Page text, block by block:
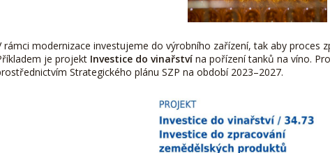
rámci modernizace investujeme do výrobního zařízení, tak aby proces
je projekt Investice do vinařství na pořízení tanků na víno.
Strategického plánu SZP na období 2023–2027.